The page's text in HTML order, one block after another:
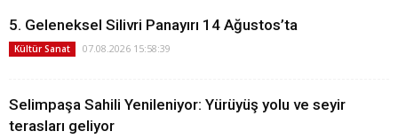
5. Geleneksel Silivri Panayırı 14 Ağustos’ta
Kültür Sanat 07.08.2026 15:58:39
Selimpaşa Sahili Yenileniyor: Yürüyüş yolu ve seyir
terasları geliyor